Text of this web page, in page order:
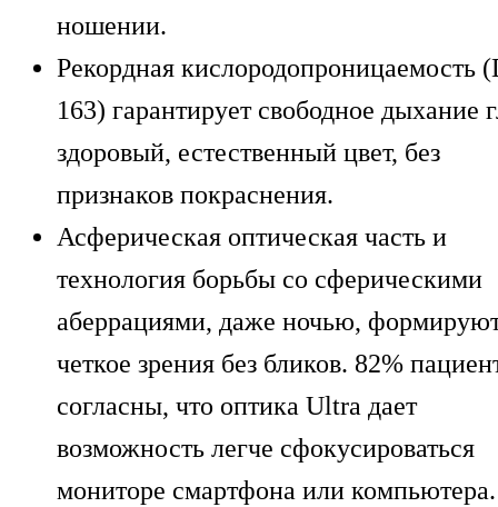
ношении.
Рекордная кислородопроницаемость
163) гарантирует свободное дыхание
здоровый, естественный цвет, без
признаков покраснения.
Асферическая оптическая часть и
технология борьбы со сферическими
аберрациями, даже ночью,
четкое зрения без бликов. 82%
согласны, что оптика Ultra дает
возможность легче сфокусироваться
мониторе смартфона или компьютера.